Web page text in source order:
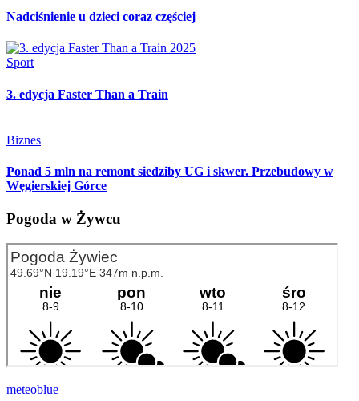
Nadciśnienie u dzieci coraz częściej
Sport
3. edycja Faster Than a Train
Biznes
Ponad 5 mln na remont siedziby UG i skwer. Przebudowy w
Węgierskiej Górce
Pogoda w Żywcu
meteoblue